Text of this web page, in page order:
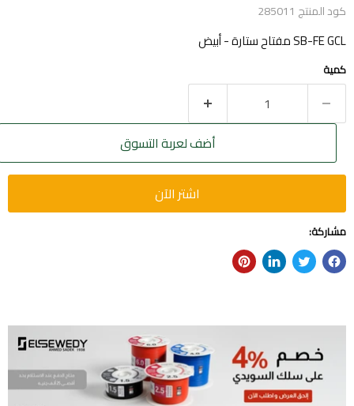
كود المنتج 285011
SB-FE GCL مفتاح ستارة - أبيض
كمية
أضف لعربة التسوق
اشتر الآن
مشاركة: